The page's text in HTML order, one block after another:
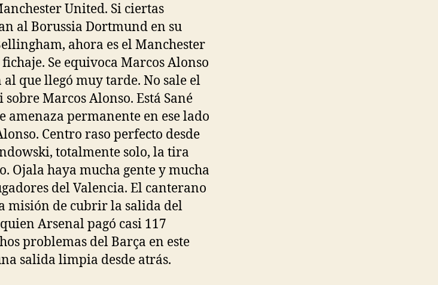
United. Si ciertas
al Borussia Dortmund en su
ahora es el Manchester
Se equivoca Marcos Alonso
que llegó muy tarde. No sale el
Marcos Alonso. Está Sané
amenaza permanente en ese lado
Centro raso perfecto desde
totalmente solo, la tira
Ojala haya mucha gente y mucha
del Valencia. El canterano
misión de cubrir la salida del
Arsenal pagó casi 117
problemas del Barça en este
salida limpia desde atrás.